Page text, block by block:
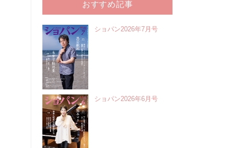
おすすめ記事
ショパン2026年7月号
ショパン2026年6月号